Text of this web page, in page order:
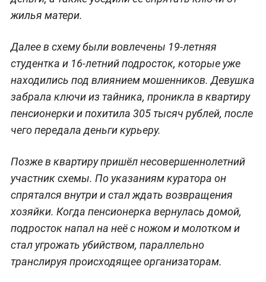
жилья матери.
Далее в схему были вовлечены 19-летняя
студентка и 16-летний подросток, которые уже
находились под влиянием мошенников. Девушка
забрала ключи из тайника, проникла в квартиру
пенсионерки и похитила 305 тысяч рублей, после
чего передала деньги курьеру.
Позже в квартиру пришёл несовершеннолетний
участник схемы. По указаниям куратора он
спрятался внутри и стал ждать возвращения
хозяйки. Когда пенсионерка вернулась домой,
подросток напал на неё с ножом и молотком и
стал угрожать убийством, параллельно
транслируя происходящее организаторам.